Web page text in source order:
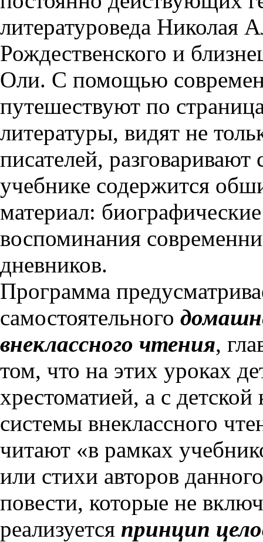
литературоведа Николая
Рождественского и
Оли. С помощью
путешествуют по
литературы, видят не
писателей,
учебнике содержится
материал:
воспоминания
дневников.
Программа
самостоятельного
внеклассного чтения,
том, что на этих уроках
хрестоматией, а с
системы внеклассного
читают «в рамках
или стихи авторов
повести, которые не
реализуется принцип